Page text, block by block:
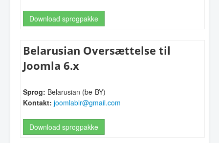
Download sprogpakke
Belarusian Oversættelse til
Joomla 6.x
Sprog: Belarusian (be-BY)
Kontakt: joomlablr@gmail.com
Download sprogpakke